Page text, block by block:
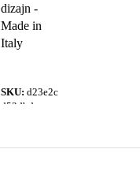
dizajn -
Made in
Italy
SKU: d23e2c
d52dbd